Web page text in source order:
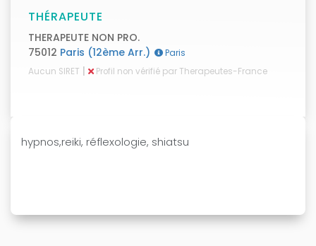
THÉRAPEUTE
THERAPEUTE NON PRO.
75012 Paris (12ème Arr.)
Paris
Aucun SIRET | Profil non vérifié par Therapeutes-France
hypnos,reiki, réflexologie, shiatsu